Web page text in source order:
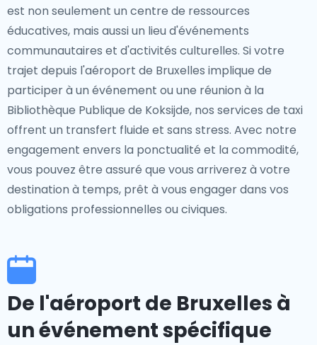
est non seulement un centre de ressources
éducatives, mais aussi un lieu d'événements
communautaires et d'activités culturelles. Si votre
trajet depuis l'aéroport de Bruxelles implique de
participer à un événement ou une réunion à la
Bibliothèque Publique de Koksijde, nos services de taxi
offrent un transfert fluide et sans stress. Avec notre
engagement envers la ponctualité et la commodité,
vous pouvez être assuré que vous arriverez à votre
destination à temps, prêt à vous engager dans vos
obligations professionnelles ou civiques.
De l'aéroport de Bruxelles à
un événement spécifique